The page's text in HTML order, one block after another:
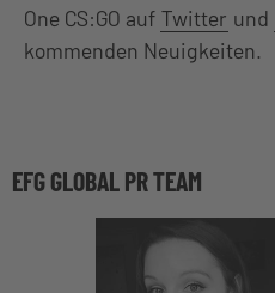
One CS:GO auf Twitter und
kommenden Neuigkeiten.
EFG GLOBAL PR TEAM